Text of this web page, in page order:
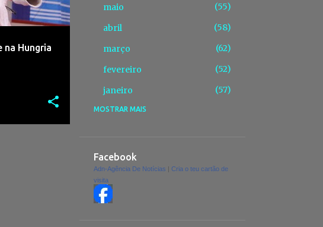
Hungria
maio
55
abril
58
março
62
fevereiro
52
janeiro
57
2025
novembro
outubro
67
setembro
MOSTRAR MAIS
Facebook
Adn-Agência De Notícias
Cria o teu cartão de
visita